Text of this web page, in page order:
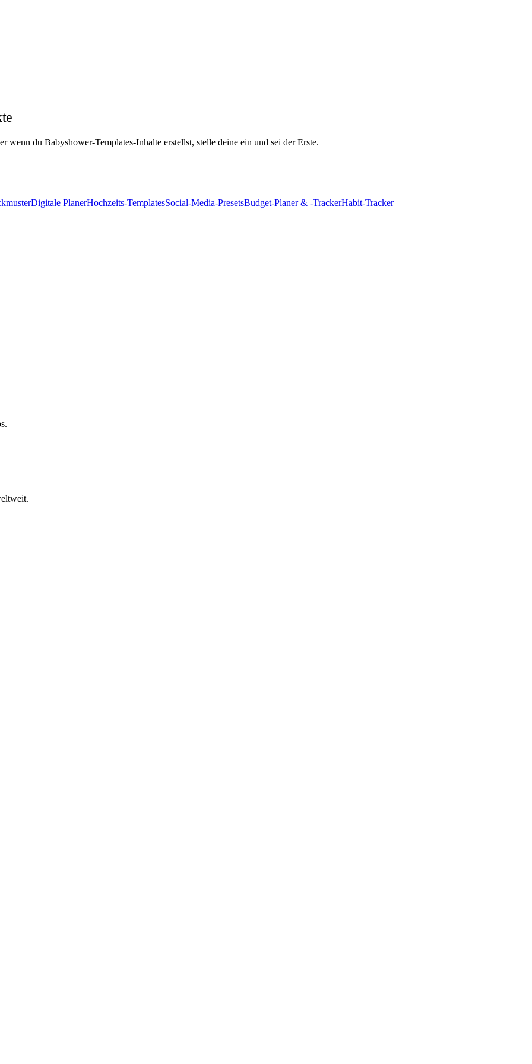
du Babyshower-Templates-Inhalte erstellst, stelle deine ein und sei der Erste.
Digitale PlanerHochzeits-TemplatesSocial-Media-PresetsBudget-Planer & -TrackerHabit-Tracker